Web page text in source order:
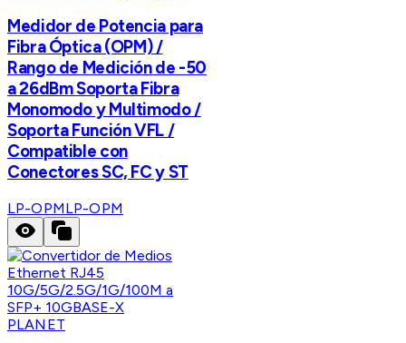
Medidor de Potencia para
Fibra Óptica (OPM) /
Rango de Medición de -50
a 26dBm Soporta Fibra
Monomodo y Multimodo /
Soporta Función VFL /
Compatible con
Conectores SC, FC y ST
LP-OPMLP-OPM
PLANET